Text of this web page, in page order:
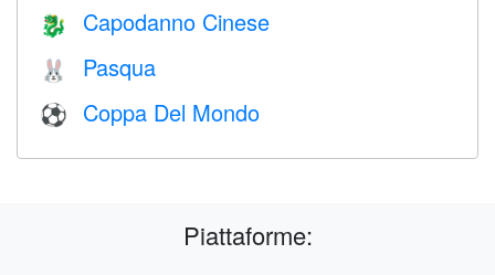
🐉 Capodanno Cinese
🐰 Pasqua
⚽ Coppa Del Mondo
Piattaforme: